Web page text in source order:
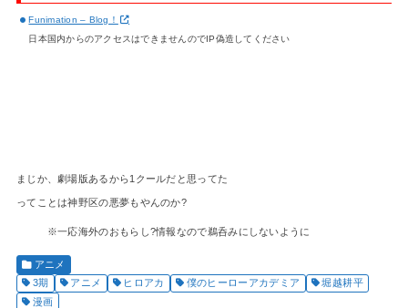
Funimation – Blog！
日本国内からのアクセスはできませんのでIP偽造してください
まじか、劇場版あるから1クールだと思ってた
ってことは神野区の悪夢もやんのか?
※一応海外のおもらし?情報なので鵜呑みにしないように
アニメ
3期
アニメ ヒロアカ 僕のヒーローアカデミア
堀越耕平
漫画